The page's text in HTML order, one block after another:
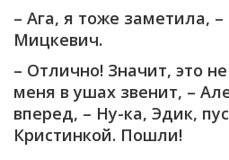
– Ага, я тоже заметила, –
Мицкевич.
– Отлично! Значит, это
меня в ушах звенит, –
вперед, – Ну-ка, Эдик,
Кристинкой. Пошли!